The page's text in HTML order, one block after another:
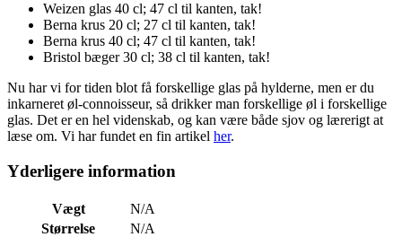
Weizen glas 40 cl; 47 cl til kanten, tak!
Berna krus 20 cl; 27 cl til kanten, tak!
Berna krus 40 cl; 47 cl til kanten, tak!
Bristol bæger 30 cl; 38 cl til kanten, tak!
Nu har vi for tiden blot få forskellige glas på hylderne, men er du
inkarneret øl-connoisseur, så drikker man forskellige øl i forskellige
glas. Det er en hel videnskab, og kan være både sjov og lærerigt at
læse om. Vi har fundet en fin artikel her.
Yderligere information
Vægt
N/A
Størrelse
N/A